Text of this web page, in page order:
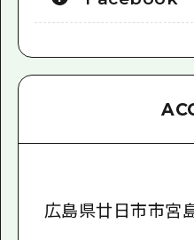
広島県廿日市市宮